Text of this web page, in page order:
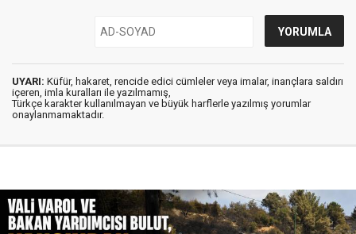
UYARI: Küfür, hakaret, rencide edici cümleler veya imalar, inançlara saldırı
içeren, imla kuralları ile yazılmamış,
Türkçe karakter kullanılmayan ve büyük harflerle yazılmış yorumlar
onaylanmamaktadır.